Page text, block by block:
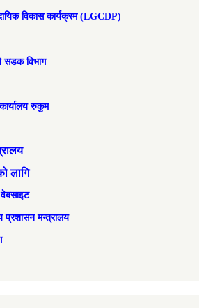
विकास कार्यक्रम (LGCDP)
सडक विभाग
रुकुम
लागि
प्रशासन मन्त्रालय